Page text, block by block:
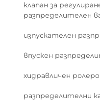
клапан за
разпределителен
изпускателен
впускен
хидравличен
разпределителни